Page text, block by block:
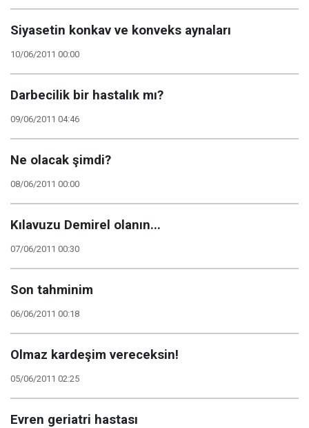
Siyasetin konkav ve konveks aynaları
10/06/2011 00:00
Darbecilik bir hastalık mı?
09/06/2011 04:46
Ne olacak şimdi?
08/06/2011 00:00
Kılavuzu Demirel olanın...
07/06/2011 00:30
Son tahminim
06/06/2011 00:18
Olmaz kardeşim vereceksin!
05/06/2011 02:25
Evren geriatri hastası